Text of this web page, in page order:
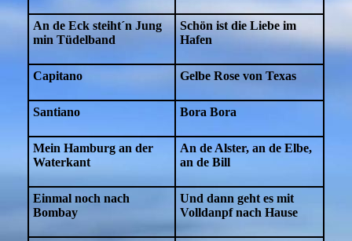
An de Eck steiht´n Jung
min Tüdelband
Schön ist die Liebe im
Hafen
Capitano Gelbe Rose von Texas
Santiano Bora Bora
Mein Hamburg an der
Waterkant
An de Alster, an de Elbe,
an de Bill
Einmal noch nach
Bombay
Und dann geht es mit
Volldanpfnach Hause